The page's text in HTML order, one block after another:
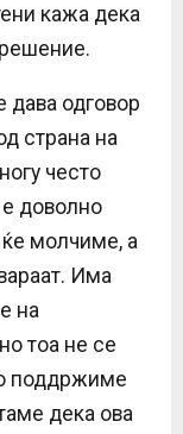
кажа дека
дава одговор
страна на
често
доволно
ќе молчиме, а
Има
на
тоа не се
поддржиме
дека ова